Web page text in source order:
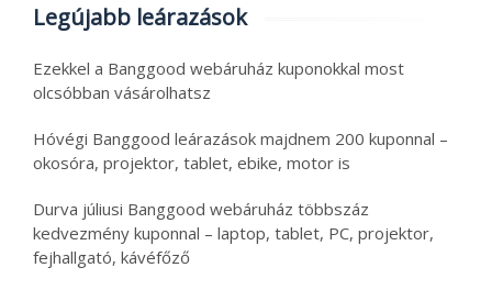
Legújabb leárazások
Ezekkel a Banggood webáruház kuponokkal most
olcsóbban vásárolhatsz
Hóvégi Banggood leárazások majdnem 200 kuponnal –
okosóra, projektor, tablet, ebike, motor is
Durva júliusi Banggood webáruház többszáz
kedvezmény kuponnal – laptop, tablet, PC, projektor,
fejhallgató, kávéfőző